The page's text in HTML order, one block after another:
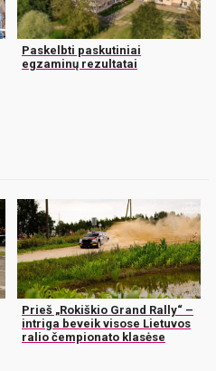
Paskelbti paskutiniai
egzaminų rezultatai
Prieš „Rokiškio Grand Rally“ –
intriga beveik visose Lietuvos
ralio čempionato klasėse